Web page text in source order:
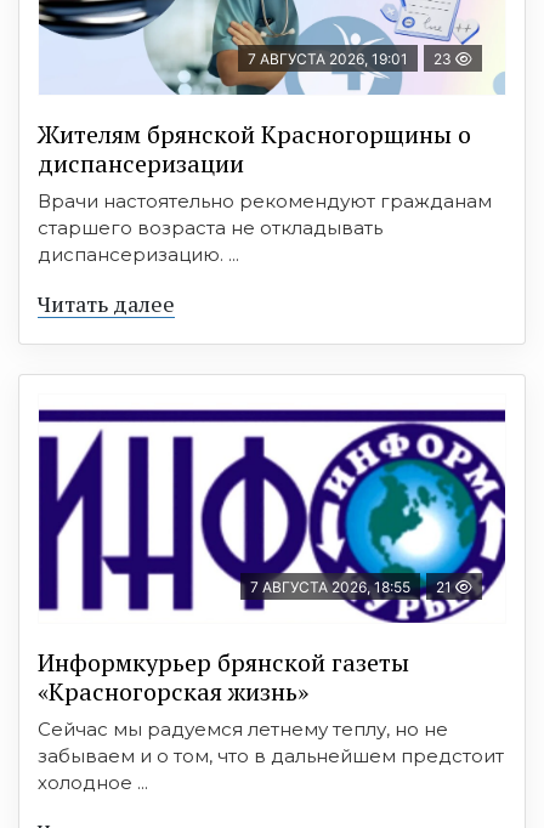
7 АВГУСТА 2026, 19:01 23
Жителям брянской Красногорщины о
диспансеризации
Врачи настоятельно рекомендуют гражданам
старшего возраста не откладывать
диспансеризацию. ...
Читать далее
7 АВГУСТА 2026, 18:55 21
Информкурьер брянской газеты
«Красногорская жизнь»
Сейчас мы радуемся летнему теплу, но не
забываем и о том, что в дальнейшем предстоит
холодное ...